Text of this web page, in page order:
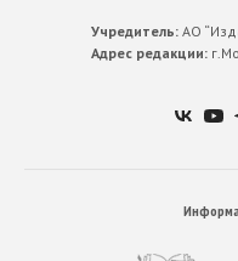
Учредитель:АО
Адрес редакции: